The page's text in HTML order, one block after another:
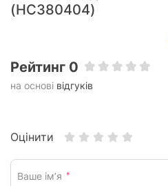
(HC380404)
Рейтинг 0
на основі відгуків
Оцінити
Ваше ім’я *